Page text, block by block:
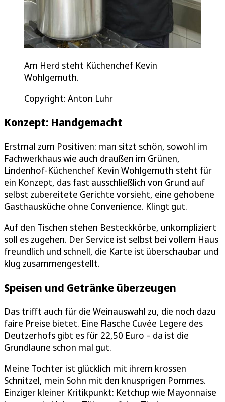
Am Herd steht Küchenchef Kevin
Wohlgemuth.
Copyright: Anton Luhr
Konzept: Handgemacht
Erstmal zum Positiven: man sitzt schön, sowohl im
Fachwerkhaus wie auch draußen im Grünen,
Lindenhof-Küchenchef Kevin Wohlgemuth steht für
ein Konzept, das fast ausschließlich von Grund auf
selbst zubereitete Gerichte vorsieht, eine gehobene
Gasthausküche ohne Convenience. Klingt gut.
Auf den Tischen stehen Besteckkörbe, unkompliziert
soll es zugehen. Der Service ist selbst bei vollem Haus
freundlich und schnell, die Karte ist überschaubar und
klug zusammengestellt.
Speisen und Getränke überzeugen
Das trifft auch für die Weinauswahl zu, die noch dazu
faire Preise bietet. Eine Flasche Cuvée Legere des
Deutzerhofs gibt es für 22,50 Euro – da ist die
Grundlaune schon mal gut.
Meine Tochter ist glücklich mit ihrem krossen
Schnitzel, mein Sohn mit den knusprigen Pommes.
Einziger kleiner Kritikpunkt: Ketchup wie Mayonnaise